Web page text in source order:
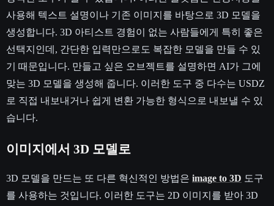
사용해 텍스트 설명이나 기존 이미지를 바탕으로 3D 모델을
생성합니다. 3D 아티스트 경험이 없는 사람들에게 특히 좋은
선택지인데, 간단한 입력만으로도 복잡한 모델을 만들 수 있
기 때문입니다. 만들고 싶은 오브젝트를 설명하면 AI가 그에
맞는 3D 모델을 생성해 줍니다. 이러한 도구 중 다수는 USDZ
로 직접 내보내거나 쉽게 변환 가능한 형식으로 내보낼 수 있
습니다.
이미지에서 3D 모델로
3D 모델을 만드는 또 다른 혁신적인 방법은 image to 3D 도구
를 사용하는 것입니다. 이러한 도구는 2D 이미지를 받아 3D